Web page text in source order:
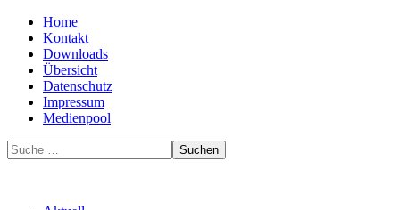
Home
Kontakt
Downloads
Übersicht
Datenschutz
Impressum
Medienpool
Suchen